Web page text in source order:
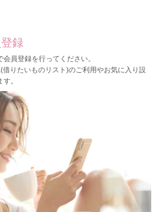
録
員登録を行ってください。
りたいものリスト)のご利用やお気に入り設
。